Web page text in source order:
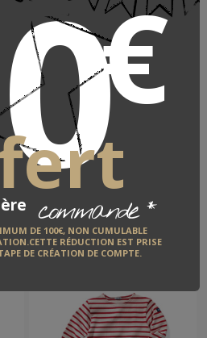
€
ère commande*
DE 100€, NON CUMULABLE
RÉDUCTION EST PRISE
DE CRÉATION DE COMPTE.
AUSSI